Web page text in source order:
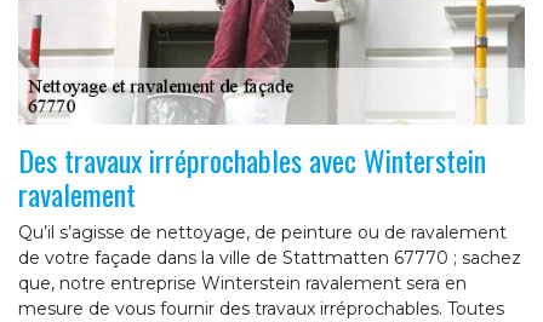
Des travaux irréprochables avec Winterstein
ravalement
Qu’il s’agisse de nettoyage, de peinture ou de ravalement
de votre façade dans la ville de Stattmatten 67770 ; sachez
que, notre entreprise Winterstein ravalement sera en
mesure de vous fournir des travaux irréprochables. Toutes